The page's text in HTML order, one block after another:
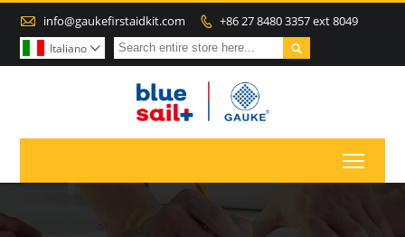
 info@gaukefirstaidkit.com  +86 27 8480 3357 ext 8049

Italiano 